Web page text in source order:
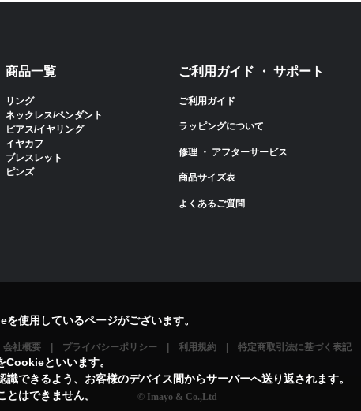
商品一覧
リング
ネックレス/ペンダント
ピアス/イヤリング
イヤカフ
ブレスレット
ピンズ
ご利用ガイド ・ サポート
ご利用ガイド
ラッピングについて
修理 ・ アフターサービス
商品サイズ表
よくあるご質問
会社概要 プライバシーポリシー 利用規約 特定商取引法に基づく表記
© Imayo & Co.,Ltd
使用しているページがございます。
といいます。
できるよう、お客様のデバイス間からサーバーへ送り返されます。
はできません。